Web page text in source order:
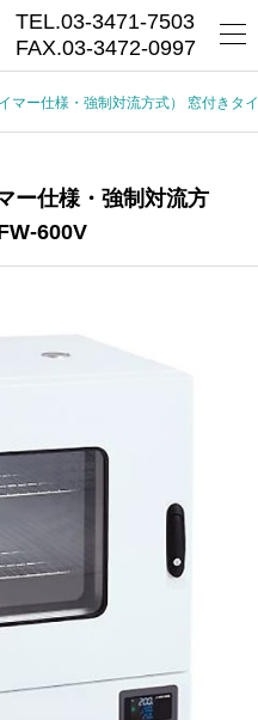
TEL.03-3471-7503
FAX.03-3472-0997
マー仕様・強制対流方式） 窓付きタ
ー仕様・強制対流方
600V